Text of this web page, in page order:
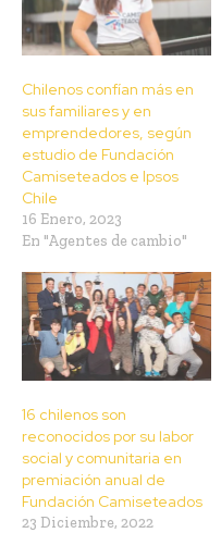
Chilenos confían más en
sus familiares y en
emprendedores, según
estudio de Fundación
Camiseteados e Ipsos
Chile
16 Enero, 2023
En "Agentes de cambio"
16 chilenos son
reconocidos por su labor
social y comunitaria en
premiación anual de
Fundación Camiseteados
23 Diciembre, 2022